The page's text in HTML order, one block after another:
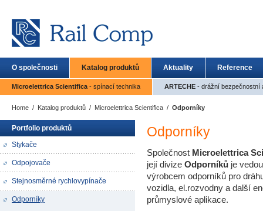
O společnosti Katalog produktů Aktuality Reference
Microelettrica Scientifica - spínací technika ARTECHE - drážní bezpečnostní
Home / Katalog produktů / Microelettrica Scientifica / Odporníky
Portfolio produktů
Stykače
Odpojovače
Stejnosměrné rychlovypínače
Odporníky
Odporníky
Společnost Microelettrica
její divize Odporníků je
výrobcem odporníků pro
vozidla, el.rozvodny a další
průmyslové aplikace.